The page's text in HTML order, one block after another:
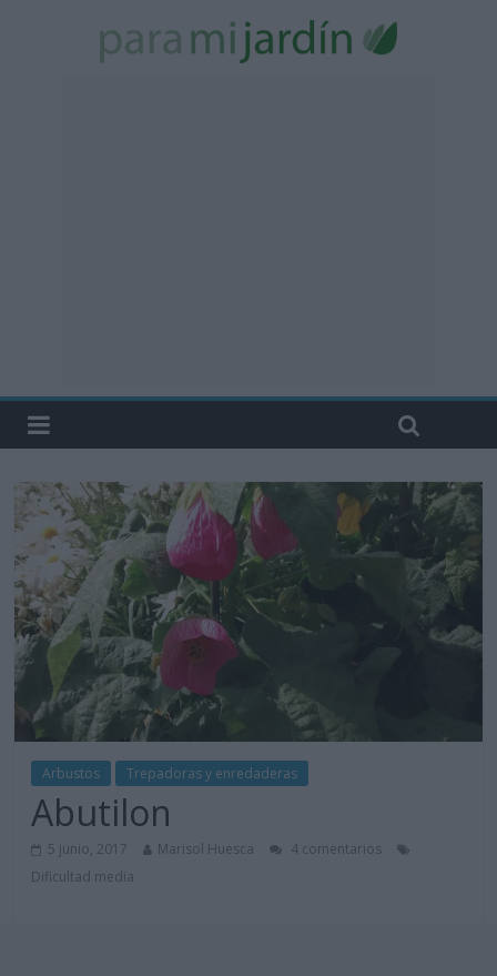
Arbustos Trepadoras y enredaderas
Abutilon
5 junio, 2017 Marisol Huesca
4 comentarios
Dificultad media